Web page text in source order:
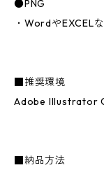
●PNG
・WordやEXCEL
■推奨環境
Adobe Illustrator
■納品方法